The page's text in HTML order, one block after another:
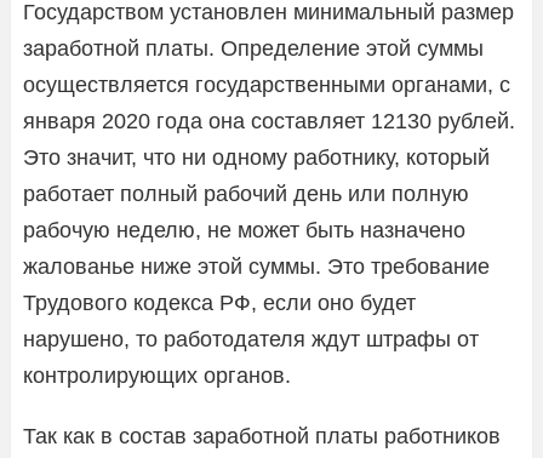
Государством установлен минимальный размер
заработной платы. Определение этой суммы
осуществляется государственными органами, с
января 2020 года она составляет 12130 рублей.
Это значит, что ни одному работнику, который
работает полный рабочий день или полную
рабочую неделю, не может быть назначено
жалованье ниже этой суммы. Это требование
Трудового кодекса РФ, если оно будет
нарушено, то работодателя ждут штрафы от
контролирующих органов.
Так как в состав заработной платы работников